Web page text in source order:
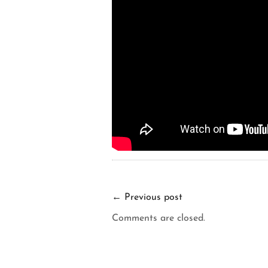
← Previous post
Comments are closed.